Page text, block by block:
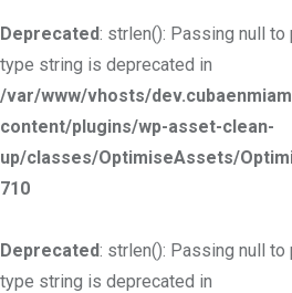
Deprecated: strlen(): Passing null
type string is deprecated in
/var/www/vhosts/
content/plugins/wp-asset-clean-
up/classes/OptimiseAssets/
710
Deprecated: strlen(): Passing null
type string is deprecated in